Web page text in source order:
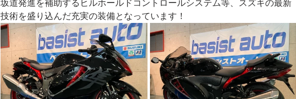
坂道発進を補助するヒルホールドコントロールシステム等、スズキの最新
技術を盛り込んだ充実の装備となっています！